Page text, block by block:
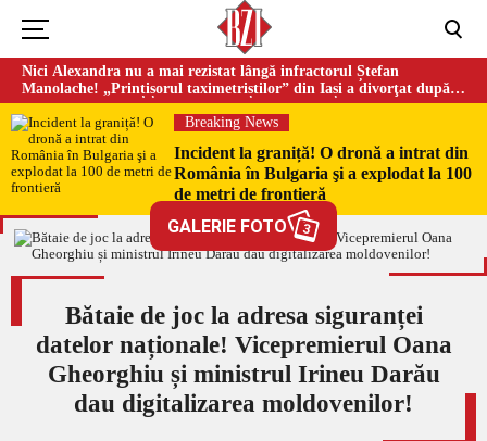
Nici Alexandra nu a mai rezistat lângă infractorul Ștefan
Manolache! „Prințișorul taximetriștilor” din Iași a divorţat după
doi ani de căsnicie
Breaking News
Incident la graniță! O dronă a intrat din
România în Bulgaria şi a explodat la 100
de metri de frontieră
GALERIE FOTO 3
Bătaie de joc la adresa siguranței
datelor naționale! Vicepremierul Oana
Gheorghiu și ministrul Irineu Darău
dau digitalizarea moldovenilor!